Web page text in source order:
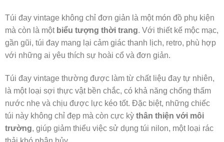
Túi đay vintage không chỉ đơn giản là một món đồ phụ kiện
mà còn là một biểu tượng thời trang. Với thiết kế mộc mạc,
gần gũi, túi đay mang lại cảm giác thanh lịch, retro, phù hợp
với những ai yêu thích sự hoài cổ và đơn giản.
Túi đay vintage thường được làm từ chất liệu đay tự nhiên,
là một loại sợi thực vật bền chắc, có khả năng chống thấm
nước nhẹ và chịu được lực kéo tốt. Đặc biệt, những chiếc
túi này không chỉ đẹp mà còn cực kỳ thân thiện với môi
trường, giúp giảm thiểu việc sử dụng túi nilon, một loại rác